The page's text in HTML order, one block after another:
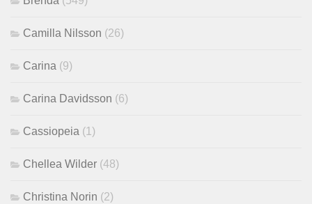
Camilla Nilsson (26)
Carina (9)
Carina Davidsson (6)
Cassiopeia (1)
Chellea Wilder (48)
Christina Norin (2)